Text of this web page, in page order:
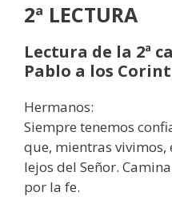
2ª LECTURA
Lectura de la 2ª
Pablo a los
Hermanos:
Siempre tenemos
que, mientras vivimos,
lejos del Señor.
por la fe.